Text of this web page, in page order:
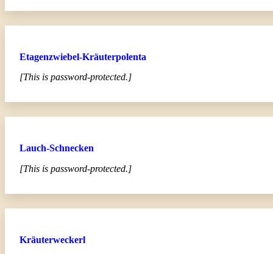
Etagenzwiebel-Kräuterpolenta
[This is password-protected.]
Lauch-Schnecken
[This is password-protected.]
Kräuterweckerl